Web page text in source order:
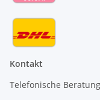
Kontakt
Telefonische